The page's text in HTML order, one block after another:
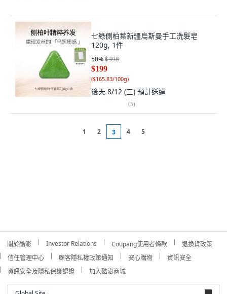
七綠側柏葉新疆烏斯曼手工洗髮皂
120g, 1件
50%$398
$199
($165.83/100g)
後天 8/12 (三) 預計送達
(5)
1 2 3 4 5
關於酷澎 Investor Relations Coupang使用者條款
退換貨政策
信任管理中心
顧客隱私權政策通知 安心購物
資訊安全
資訊安全及隱私保護認證
加入酷澎商城